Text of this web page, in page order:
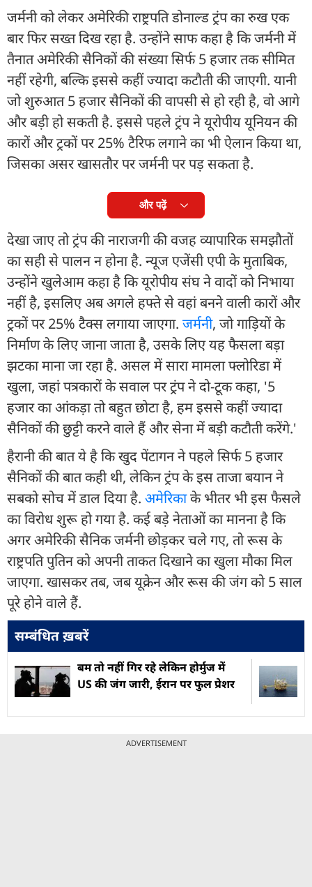
जर्मनी को लेकर अमेरिकी राष्ट्रपति डोनाल्ड ट्रंप का रुख एक
बार फिर सख्त दिख रहा है. उन्होंने साफ कहा है कि जर्मनी में
तैनात अमेरिकी सैनिकों की संख्या सिर्फ 5 हजार तक सीमित
नहीं रहेगी, बल्कि इससे कहीं ज्यादा कटौती की जाएगी. यानी
जो शुरुआत 5 हजार सैनिकों की वापसी से हो रही है, वो आगे
और बड़ी हो सकती है. इससे पहले ट्रंप ने यूरोपीय यूनियन की
कारों और ट्रकों पर 25% टैरिफ लगाने का भी ऐलान किया था,
जिसका असर खासतौर पर जर्मनी पर पड़ सकता है.
और पढ़ें
देखा जाए तो ट्रंप की नाराजगी की वजह व्यापारिक समझौतों
का सही से पालन न होना है. न्यूज एजेंसी एपी के मुताबिक,
उन्होंने खुलेआम कहा है कि यूरोपीय संघ ने वादों को निभाया
नहीं है, इसलिए अब अगले हफ्ते से वहां बनने वाली कारों और
ट्रकों पर 25% टैक्स लगाया जाएगा. जर्मनी, जो गाड़ियों के
निर्माण के लिए जाना जाता है, उसके लिए यह फैसला बड़ा
झटका माना जा रहा है. असल में सारा मामला फ्लोरिडा में
खुला, जहां पत्रकारों के सवाल पर ट्रंप ने दो-टूक कहा, '5
हजार का आंकड़ा तो बहुत छोटा है, हम इससे कहीं ज्यादा
सैनिकों की छुट्टी करने वाले हैं और सेना में बड़ी कटौती करेंगे.'
हैरानी की बात ये है कि खुद पेंटागन ने पहले सिर्फ 5 हजार
सैनिकों की बात कही थी, लेकिन ट्रंप के इस ताजा बयान ने
सबको सोच में डाल दिया है. अमेरिकाके भीतर भी इस फैसले
का विरोध शुरू हो गया है. कई बड़े नेताओं का मानना है कि
अगर अमेरिकी सैनिक जर्मनी छोड़कर चले गए, तो रूस के
राष्ट्रपति पुतिन को अपनी ताकत दिखाने का खुला मौका मिल
जाएगा. खासकर तब, जब यूक्रेन और रूस की जंग को 5 साल
पूरे होने वाले हैं.
सम्बंधित ख़बरें
बम तो नहीं गिर रहे लेकिन होर्मुज में
US की जंग जारी, ईरान पर फुल प्रेशर
ADVERTISEMENT